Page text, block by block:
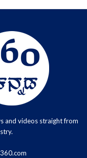
and videos straight from